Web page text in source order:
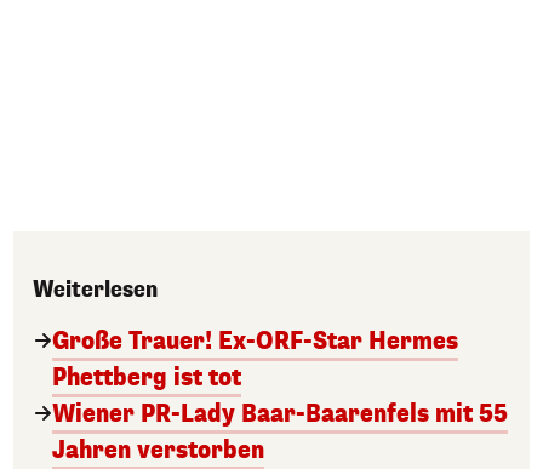
Weiterlesen
Große Trauer! Ex-ORF-Star Hermes
Phettberg ist tot
Wiener PR-Lady Baar-Baarenfels mit 55
Jahren verstorben